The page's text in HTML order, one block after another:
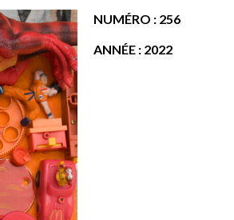
NUMÉRO : 256
ANNÉE : 2022